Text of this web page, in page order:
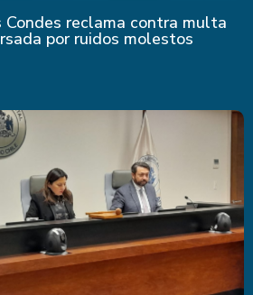
Condes reclama contra multa
por ruidos molestos